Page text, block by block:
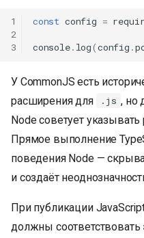
1
2
3
const config =
console. log(config .
У CommonJS есть
расширения для
.js , но
Node советует
Прямое выполнение
поведения Node —
и создаёт
При публикации
должны соответствовать